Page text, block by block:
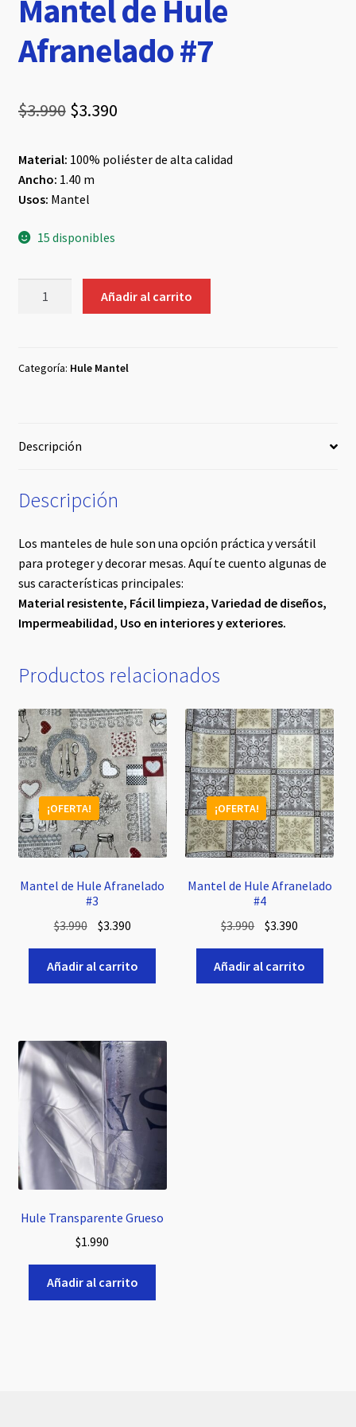
Mantel de Hule
Afranelado #7
$3.990 El
original
era:
$3.390El
actual
Material: 100% poliéster de alta calidad
Ancho: 1.40 m
Usos: Mantel
15 disponibles
#7
Añadir al carrito
Categoría: Hule Mantel
Descripción
Descripción
Los manteles de hule son una opción práctica y versátil
para proteger y decorar mesas. Aquí te cuento algunas de
sus características principales:
Material resistente, Fácil limpieza, Variedad de diseños,
Impermeabilidad, Uso en interiores y exteriores.
Productos relacionados
Mantel de Hule Afranelado
#3
¡OFERTA!
$3.990 El
original
era:
$3.390El
actual
es:
Añadir al carrito
Mantel de Hule Afranelado
#4
¡OFERTA!
$3.990 El
original
era:
$3.390
actual
es:
Añadir al carrito
Hule Transparente Grueso
$1.990
Añadir al carrito